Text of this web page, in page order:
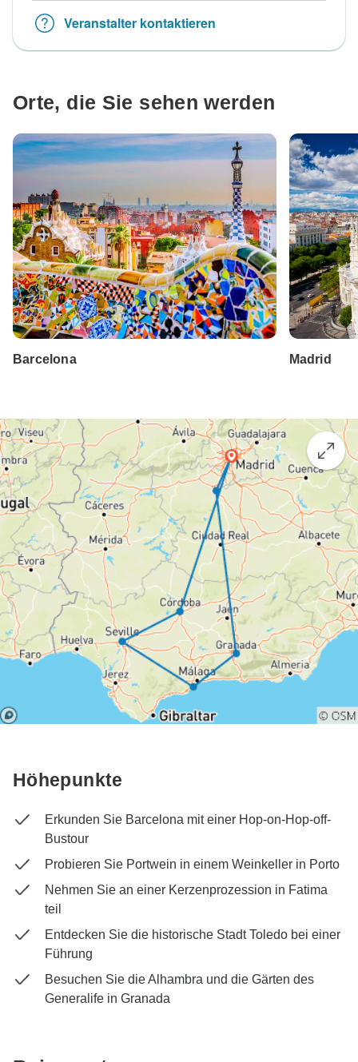
Veranstalter kontaktieren
Orte, die Sie sehen werden
Barcelona Madrid
Höhepunkte
Erkunden Sie Barcelona mit einer Hop-on-Hop-off-
Bustour
Probieren Sie Portwein in einem Weinkeller in Porto
Nehmen Sie an einer Kerzenprozession in Fatima
teil
Entdecken Sie die historische Stadt Toledo bei einer
Führung
Besuchen Sie die Alhambra und die Gärten des
Generalife in Granada